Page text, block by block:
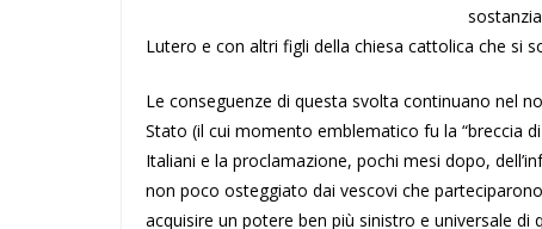
Lutero e con altri figli della chiesa cattolica che si
Le conseguenze di questa svolta continuano nel
Stato (il cui momento emblematico fu la “breccia
Italiani e la proclamazione, pochi mesi dopo,
non poco osteggiato dai vescovi che
acquisire un potere ben più sinistro e universale